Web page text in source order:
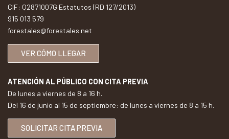
CIF: Q2871007G Estatutos (RD 127/2013)
915 013 579
forestales@forestales.net
VER CÓMO LLEGAR
ATENCIÓN AL PÚBLICO CON CITA PREVIA
De lunes a viernes de 8 a 16 h.
Del 16 de junio al 15 de septiembre: de lunes a viernes de 8 a 15 h.
SOLICITAR CITA PREVIA